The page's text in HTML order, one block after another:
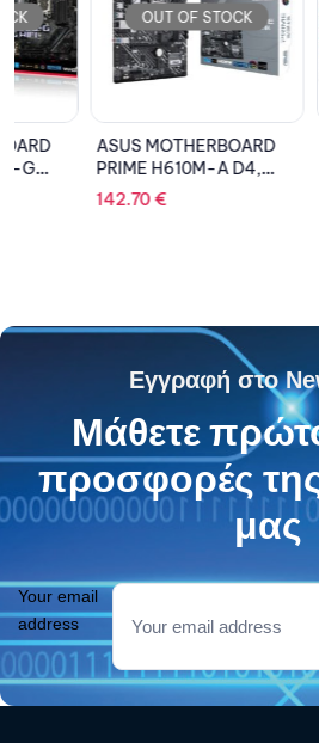
OUT OF STOCK
ASUS MOTHERBOARD
PRIME H610M-A D4,
1700, DDR4, MATX
Gaming
Εγγραφή στο
Μάθετε
προσφορές της
μας
Your email
address